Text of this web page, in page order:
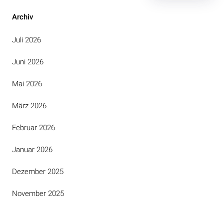
Archiv
Juli 2026
Juni 2026
Mai 2026
März 2026
Februar 2026
Januar 2026
Dezember 2025
November 2025